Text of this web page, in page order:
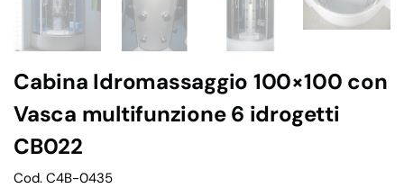
Cabina Idromassaggio 100×100 con
Vasca multifunzione 6 idrogetti
CB022
Cod. C4B-0435